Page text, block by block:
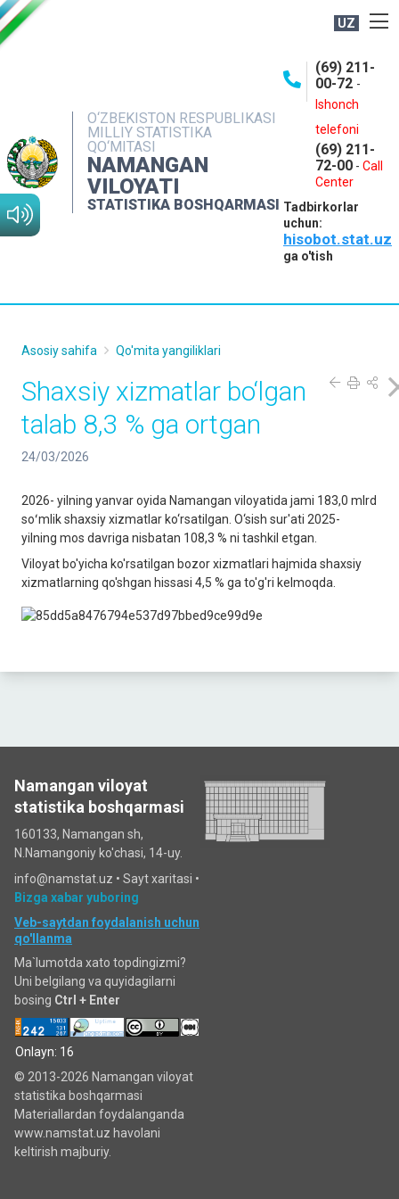
UZ
O‘ZBEKISTON RESPUBLIKASI
MILLIY STATISTIKA
QO‘MITASI
NAMANGAN
VILOYATI
STATISTIKA BOSHQARMASI
(69) 211-
00-72 -
Ishonch
telefoni
(69) 211-
72-00 - Call
Center
Tadbirkorlar
uchun:
hisobot.stat.uz
ga o'tish
NASHRLAR
INTERAKTIV XIZMATLAR
MATBUOT XIZMATI
MUROJAATLAR
Asosiy sahifa Qo'mita yangiliklari
Shaxsiy xizmatlar bo‘lgan
talab 8,3 % ga ortgan
24/03/2026
2026- yilning yanvar oyida Namangan viloyatida jami 183,0 mlrd
soʻmlik shaxsiy xizmatlar ko‘rsatilgan. O‘sish sur'ati 2025-
yilning mos davriga nisbatan 108,3 % ni tashkil etgan.
Viloyat bo'yicha ko'rsatilgan bozor xizmatlari hajmida shaxsiy
xizmatlarning qo'shgan hissasi 4,5 % ga to'g'ri kelmoqda.
Namangan viloyat
statistika boshqarmasi
160133, Namangan sh,
N.Namangoniy ko'chasi, 14-uy.
info@namstat.uz • Sayt xaritasi •
Bizga xabar yuboring
Veb-saytdan foydalanish uchun
qo'llanma
Ma`lumotda xato topdingizmi?
Uni belgilang va quyidagilarni
bosing Ctrl + Enter
Onlayn: 16
© 2013-2026 Namangan viloyat
statistika boshqarmasi
Materiallardan foydalanganda
www.namstat.uz havolani
keltirish majburiy.